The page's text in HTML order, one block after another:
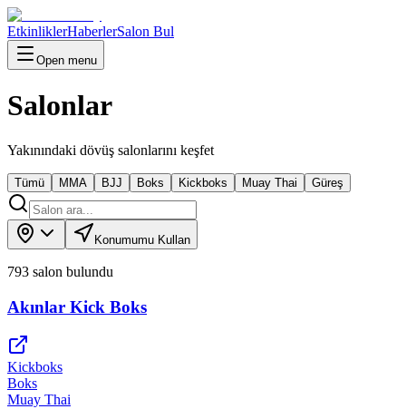
EtkinliklerHaberlerSalon Bul
Open menu
Salonlar
Yakınındaki dövüş salonlarını keşfet
Tümü MMA BJJ Boks Kickboks Muay Thai Güreş
Konumumu Kullan
793 salon bulundu
Akınlar Kick Boks
Kickboks
Boks
Muay Thai